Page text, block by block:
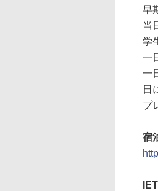
早
当
学
一
一
日
プ
宿